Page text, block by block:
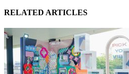
RELATED ARTICLES